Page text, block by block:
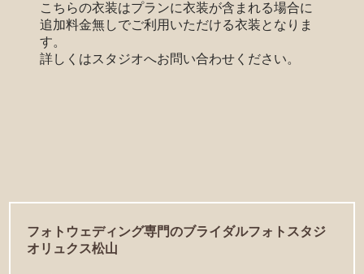
こちらの衣装はプランに衣装が含まれる場合に
追加料金無しでご利用いただける衣装となりま
す。
詳しくはスタジオへお問い合わせください。
フォトウェディング専門のブライダルフォトスタジ
オリュクス松山